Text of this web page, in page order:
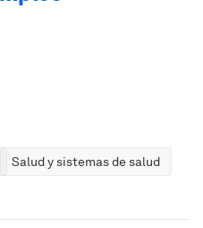
Salud y sistemas de salud